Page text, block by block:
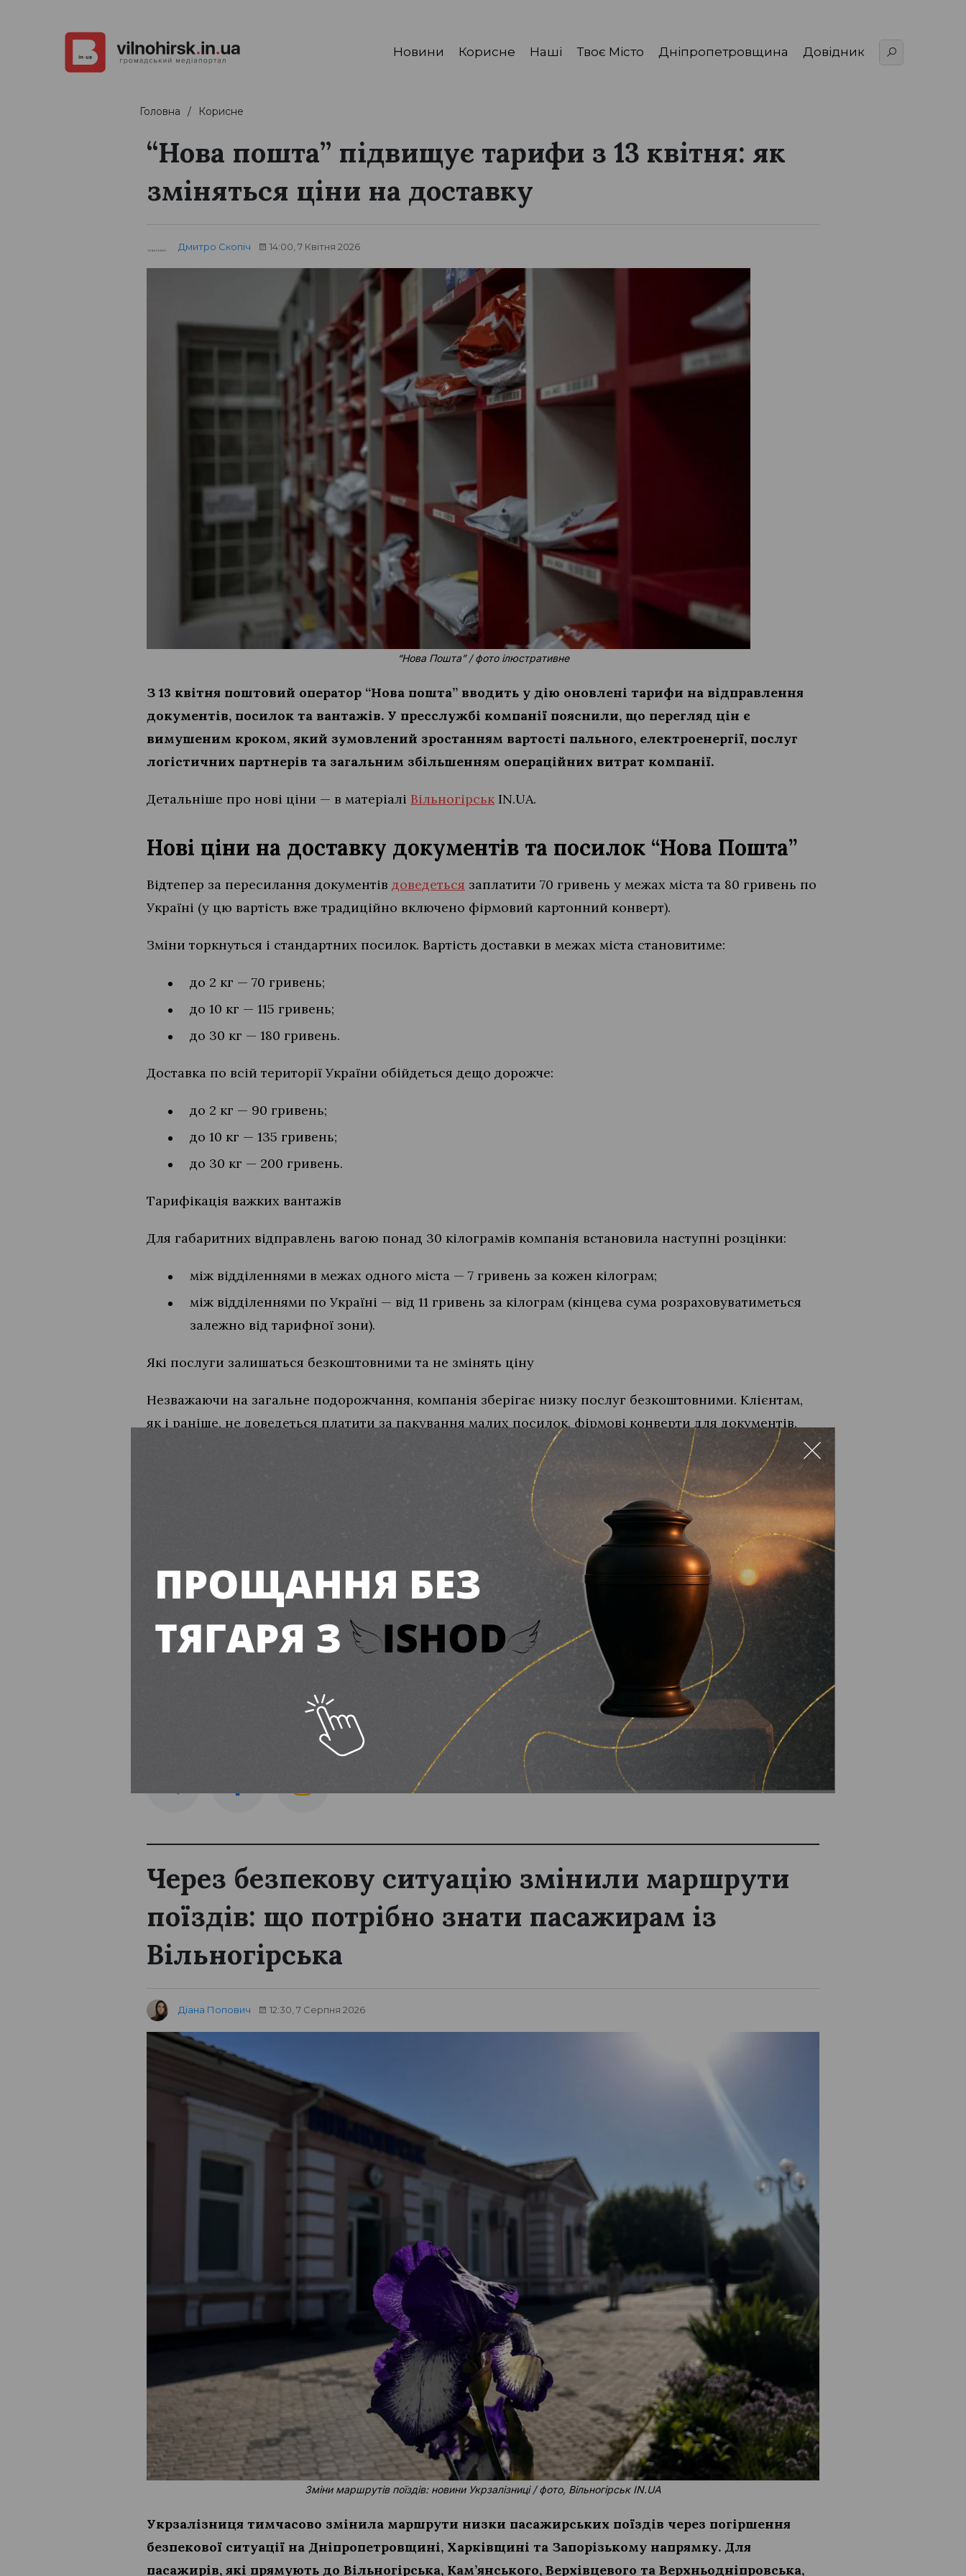
Новини Корисне Наші Твоє Місто Дніпропетровщина Довідник
Головна Корисне
“Нова пошта” підвищує тарифи з 13 квітня: як
зміняться ціни на доставку
Дмитро Скопіч 14:00, 7 Квітня 2026
“Нова Пошта” / фото ілюстративне
З 13 квітня поштовий оператор “Нова пошта” вводить у дію оновлені тарифи на відправлення
документів, посилок та вантажів. У пресслужбі компанії пояснили, що перегляд цін є
вимушеним кроком, який зумовлений зростанням вартості пального, електроенергії, послуг
логістичних партнерів та загальним збільшенням операційних витрат компанії.
Детальніше про нові ціни — в матеріалі Вільногірськ IN.UA.
Нові ціни на доставку документів та посилок “Нова Пошта”
Відтепер за пересилання документів доведеться заплатити 70 гривень у межах міста та 80 гривень по
Україні (у цю вартість вже традиційно включено фірмовий картонний конверт).
Зміни торкнуться і стандартних посилок. Вартість доставки в межах міста становитиме:
до 2 кг — 70 гривень;
до 10 кг — 115 гривень;
до 30 кг — 180 гривень.
Доставка по всій території України обійдеться дещо дорожче:
до 2 кг — 90 гривень;
до 10 кг — 135 гривень;
до 30 кг — 200 гривень.
Тарифікація важких вантажів
Для габаритних відправлень вагою понад 30 кілограмів компанія встановила наступні розцінки:
між відділеннями в межах одного міста — 7 гривень за кожен кілограм;
між відділеннями по Україні — від 11 гривень за кілограм (кінцева сума розраховуватиметься
залежно від тарифної зони).
Які послуги залишаться безкоштовними та не змінять ціну
Незважаючи на загальне подорожчання, компанія зберігає низку послуг безкоштовними. Клієнтам,
як і раніше, не доведеться платити за пакування малих посилок, фірмові конверти для документів,
переадресацію відправлення, яке вже перебуває в дорозі, та комісію за оголошену вартість (якщо
послуга “Пункт передачі”;
додаткова плата за відправку з села або селища;
пакування середніх (вагою до 10 кг) та великих (вагою до 30 кг) посилок.
Без блокувань і зайвих нервів: податкова запускає “дорожні карти” для бізнесу
Через безпекову ситуацію змінили маршрути
поїздів: що потрібно знати пасажирам із
Вільногірська
Діана Попович 12:30, 7 Серпня 2026
Зміни маршрутів поїздів: новини Укрзалізниці / фото, Вільногірськ IN.UA
Укрзалізниця тимчасово змінила маршрути низки пасажирських поїздів через погіршення
безпекової ситуації на Дніпропетровщині, Харківщині та Запорізькому напрямку. Для
пасажирів, які прямують до Вільногірська, Кам’янського, Верхівцевого та Верхньодніпровська,